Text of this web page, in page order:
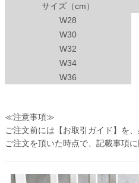
サイズ（cm）
W28
W30
W32
W34
W36
≪注意事項≫
ご注文前には 【お取引ガイド】 を
ご注文を頂いた時点で、記載事項